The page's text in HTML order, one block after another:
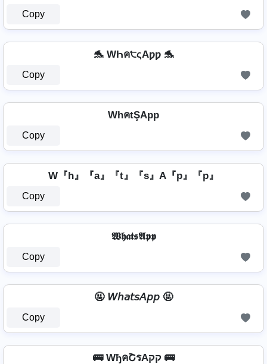
Copy
🐬 WҺค੮ςAƿƿ 🐬
Copy
WhคtŞApp
Copy
W『h』『a』『t』『s』A『p』『p』
Copy
𝖂𝖍𝖆𝖙𝖘𝕬𝖕𝖕
Copy
🤬 𝘞𝘩𝘢𝘵𝘴𝘈𝘱𝘱 🤬
Copy
🚌 WђคՇรAקק 🚌